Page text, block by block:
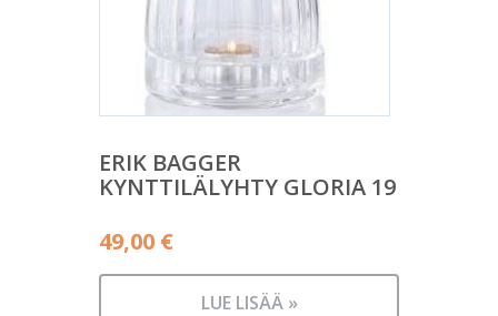
ERIK BAGGER
KYNTTILÄLYHTY GLORIA 19
49,00 €
LUE LISÄÄ »